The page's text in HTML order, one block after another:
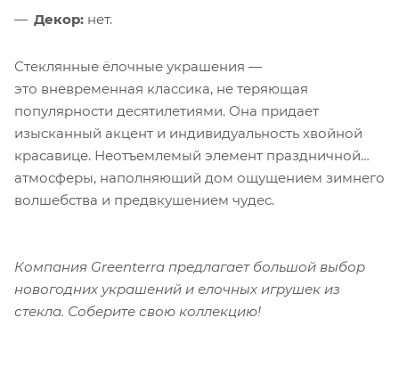
Декор: нет.
Стеклянные ёлочные украшения —
это вневременная классика, не теряющая
популярности десятилетиями. Она придает
изысканный акцент и индивидуальность хвойной
красавице. Неотъемлемый элемент праздничной
атмосферы, наполняющий дом ощущением зимнего
волшебства и предвкушением чудес.
Компания Greenterra предлагает большой выбор
новогодних украшений и елочных игрушек из
стекла. Соберите свою коллекцию!